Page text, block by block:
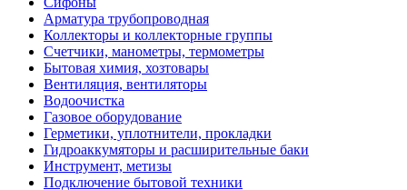
Арматура трубопроводная
Коллекторы и коллекторные группы
Счетчики, манометры, термометры
Бытовая химия, хозтовары
Вентиляция, вентиляторы
Водоочистка
Газовое оборудование
Герметики, уплотнители, прокладки
Гидроаккумяторы и расширительные баки
Инструмент, метизы
Подключение бытовой техники